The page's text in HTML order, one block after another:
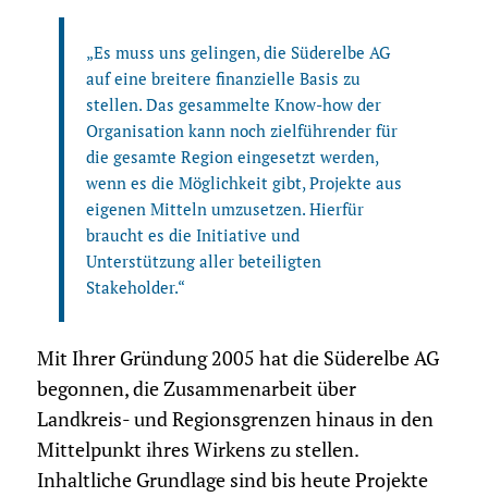
„Es muss uns gelingen, die Süderelbe AG
auf eine breitere finanzielle Basis zu
stellen. Das gesammelte Know-how der
Organisation kann noch zielführender für
die gesamte Region eingesetzt werden,
wenn es die Möglichkeit gibt, Projekte aus
eigenen Mitteln umzusetzen. Hierfür
braucht es die Initiative und
Unterstützung aller beteiligten
Stakeholder.“
Mit Ihrer Gründung 2005 hat die Süderelbe AG
begonnen, die Zusammenarbeit über
Landkreis- und Regionsgrenzen hinaus in den
Mittelpunkt ihres Wirkens zu stellen.
Inhaltliche Grundlage sind bis heute Projekte